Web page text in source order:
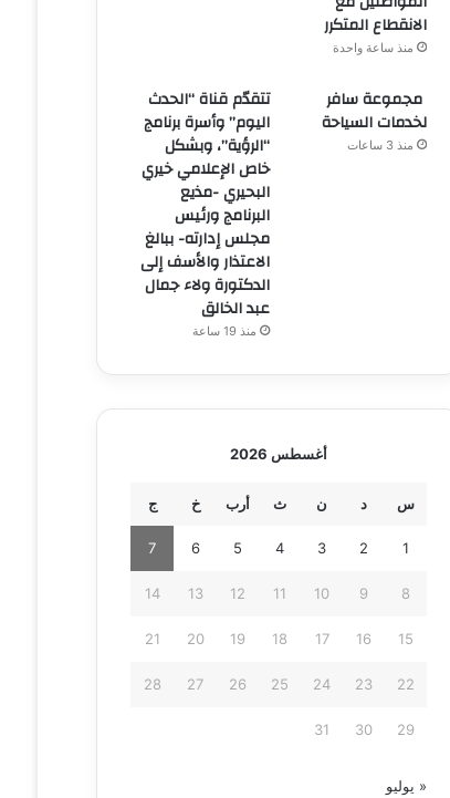
الانقطاع المتكرر
منذ ساعة واحدة
مجموعة سافر
لخدمات السياحة
منذ 3 ساعات
تتقدّم قناة “الحدث
اليوم” وأسرة برنامج
“الرؤية”، وبشكل
خاص الإعلامي خيري
البحيري -مذيع
البرنامج ورئيس
مجلس إدارته- ببالغ
الاعتذار والأسف إلى
الدكتورة ولاء جمال
عبد الخالق
منذ 19 ساعة
أغسطس 2026
س د ن ث أرب خ ج
1
2
3
4
5
6
7
8
9
10
11
12
13
14
15
16
17
18
19
20
21
22
23
24
25
26
27
28
29
30
31
« يوليو